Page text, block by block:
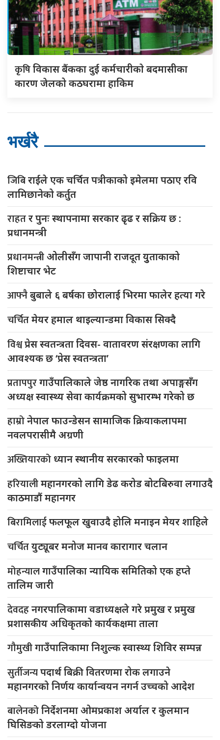
कृषिविकास बैंकका दुई कर्मचारीकाे बदमासीका
कारण जेलको कठघरामा हाकिम
भर्खरै
जिबिराईले एक चर्चित पत्रीकाको इमेलमा पठाए रवि
लामिछानेको कर्तुत
राहतर पुनः स्थापनामा सरकार ढृढ र सक्रिय छ :
प्रधानमन्त्री
प्रधानमन्त्रीओलीसँग जापानी राजदूत युुताकाको
शिष्टाचार भेट
आफ्नैबुबाले ६ बर्षका छोरालाई भिरमा फालेर हत्या गरे
चर्चितमेयर हमाल थाइल्यान्डमा विकास सिक्दै
विश्वप्रेस स्वतन्त्रता दिवस- वातावरण संरक्षणका लागि
आवश्यक छ ‘प्रेस स्वतन्त्रता’
प्रतापपुरगाउँपालिकाले जेष्ठ नागरिक तथा अपाङ्गसँग
अध्यक्ष स्वास्थ्य सेवा कार्यक्रमको सुभारम्भ गरेको छ
हाम्रोनेपाल फाउन्डेसन सामाजिक क्रियाकलापमा
नवलपरासीमै अग्रणी
अख्तियारको ध्यान स्थानीय सरकारको फाइलमा
हरियालीमहानगरको लागि डेढ करोड बोटबिरुवा लगाउदै
काठमाडौं महानगर
बिरामिलाईफलफूल खुवाउदै होलि मनाइन मेयर शाहिले
चर्चितयुट्यूबर मनोज मानव कारागार चलान
मोहन्यालगाउँपालिका न्यायिक समितिको एक हप्ते
तालिम जारी
देवदहनगरपालिकामा वडाध्यक्षले गरे प्रमुख र प्रमुख
प्रशासकीय अधिकृतको कार्यकक्षमा ताला
गौमुखीगाउँपालिकामा निशुल्क स्वास्थ्य शिविर सम्पन्न
सुर्तीजन्यपदार्थ बिक्री वितरणमा रोक लगाउने
महानगरको निर्णय कार्यान्वयन नगर्न उच्चको आदेश
बालेनकोनिर्देशनमा ओमप्रकाश अर्याल र कुलमान
घिसिङको डरलाग्दो योजना